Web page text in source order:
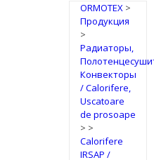
ORMOTEX>
Продукция
>
Радиаторы,
Конвекторы
/ Calorifere,
Uscatoare
de prosoape
> >
Calorifere
IRSAP /